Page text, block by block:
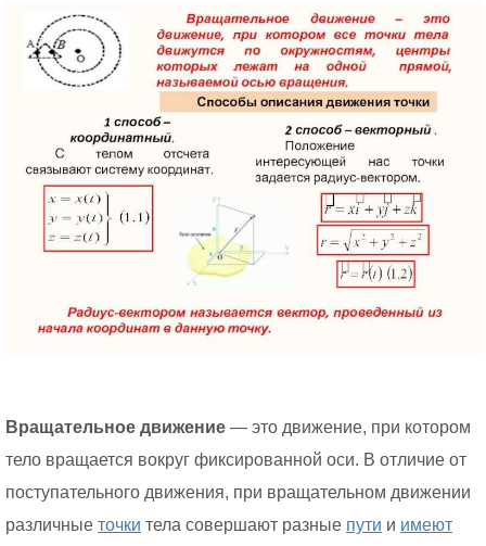
Вращательное движение — это движение, при котором
тело вращается вокруг фиксированной оси. В отличие от
поступательного движения, при вращательном движении
различные точки тела совершают разные пути и имеют